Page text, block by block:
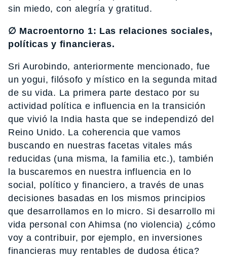
sin miedo, con alegría y gratitud.
∅ Macroentorno 1: Las relaciones sociales,
políticas y financieras.
Sri Aurobindo, anteriormente mencionado, fue
un yogui, filósofo y místico en la segunda mitad
de su vida. La primera parte destaco por su
actividad política e influencia en la transición
que vivió la India hasta que se independizó del
Reino Unido. La coherencia que vamos
buscando en nuestras facetas vitales más
reducidas (una misma, la familia etc.), también
la buscaremos en nuestra influencia en lo
social, político y financiero, a través de unas
decisiones basadas en los mismos principios
que desarrollamos en lo micro. Si desarrollo mi
vida personal con Ahimsa (no violencia) ¿cómo
voy a contribuir, por ejemplo, en inversiones
financieras muy rentables de dudosa ética?